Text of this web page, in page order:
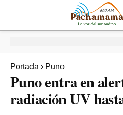
Portada › Puno
Puno entra en
radiación UV